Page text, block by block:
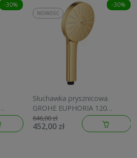
-30% -30%
Słuchawka prysznicowa
GROHE EUPHORIA 120
brushed cool sunrise
134883GN00
646,00 zł
452,00 zł
NOWOŚĆ